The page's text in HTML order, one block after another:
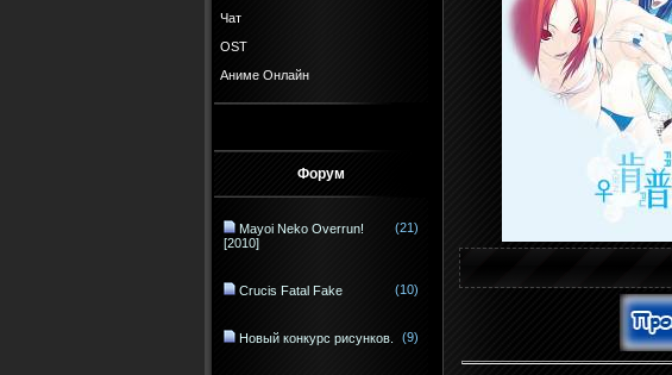
Чат
OST
Аниме Онлайн
Форум
Mayoi Neko Overrun!
[2010]
(21)
Crucis Fatal Fake (10)
Новый конкурс рисунков. (9)